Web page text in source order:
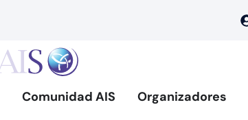
Comunidad AIS Organizadores